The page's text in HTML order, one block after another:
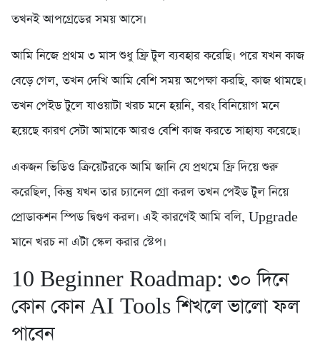
তখনই আপগ্রেডের সময় আসে।
আমি নিজে প্রথম ৩ মাস শুধু ফ্রি টুল ব্যবহার করেছি। পরে যখন কাজ
বেড়ে গেল, তখন দেখি আমি বেশি সময় অপেক্ষা করছি, কাজ থামছে।
তখন পেইড টুলে যাওয়াটা খরচ মনে হয়নি, বরং বিনিয়োগ মনে
হয়েছে কারণ সেটা আমাকে আরও বেশি কাজ করতে সাহায্য করেছে।
একজন ভিডিও ক্রিয়েটরকে আমি জানি যে প্রথমে ফ্রি দিয়ে শুরু
করেছিল, কিন্তু যখন তার চ্যানেল গ্রো করল তখন পেইড টুল নিয়ে
প্রোডাকশন স্পিড দ্বিগুণ করল। এই কারণেই আমি বলি, Upgrade
মানে খরচ না এটা স্কেল করার স্টেপ।
10 Beginner Roadmap: ৩০ দিনে
কোন কোন AI Tools শিখলে ভালো ফল
পাবেন